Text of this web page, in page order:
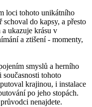
loci tohoto unikátního
do kapsy, a přesto
ukazuje krásu v
a ztišení - momenty,
smyslů a herního
tohoto
krajinou, i instalace
po jeho stopách.
nenajdete.